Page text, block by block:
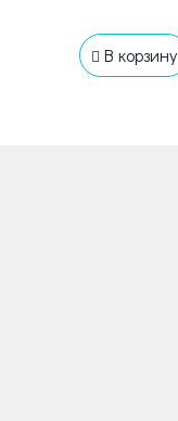
В корзину